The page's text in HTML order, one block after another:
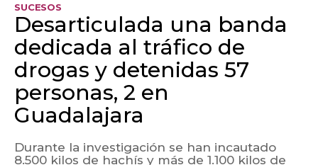
SUCESOS
Desarticulada una banda
dedicada al tráfico de
drogas y detenidas 57
personas, 2 en
Guadalajara
Durante la investigación se han incautado
8.500 kilos de hachís y más de 1.100 kilos de